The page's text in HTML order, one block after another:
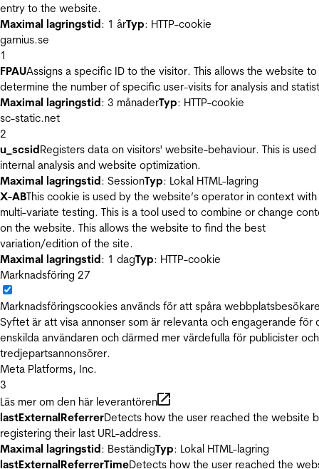
entry to the website.
Maximal lagringstid: 1 årTyp: HTTP-cookie
garnius.se
1
FPAUAssigns a specific ID to the visitor. This allows the website to
determine the number of specific user-visits for analysis and
Maximal lagringstid: 3 månaderTyp: HTTP-cookie
sc-static.net
2
u_scsidRegisters data on visitors' website-behaviour. This is
internal analysis and website optimization.
Maximal lagringstid: SessionTyp: Lokal HTML-lagring
X-ABThis cookie is used by the website’s operator in context with
multi-variate testing. This is a tool used to combine or change
on the website. This allows the website to find the best
variation/edition of the site.
Maximal lagringstid: 1 dagTyp: HTTP-cookie
Marknadsföring 27
Marknadsföringscookies används för att spåra
Syftet är att visa annonser som är relevanta och engagerande för
enskilda användaren och därmed mer värdefulla för publicister och
tredjepartsannonsörer.
Meta Platforms, Inc.
3
Läs mer om den här leverantören
lastExternalReferrerDetects how the user reached the website
registering their last URL-address.
Maximal lagringstid: BeständigTyp: Lokal HTML-lagring
lastExternalReferrerTimeDetects how the user reached the